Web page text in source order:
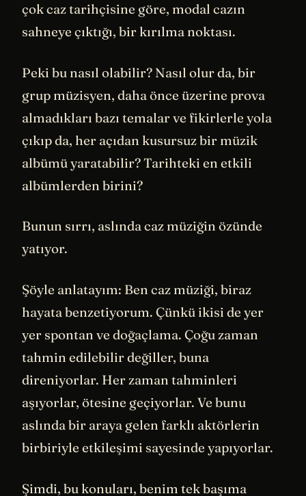
çok caz tarihçisine göre, modal cazın
sahneye çıktığı, bir kırılma noktası.
Peki bu nasıl olabilir? Nasıl olur da, bir
grup müzisyen, daha önce üzerine prova
almadıkları bazı temalar ve fikirlerle yola
çıkıp da, her açıdan kusursuz bir müzik
albümü yaratabilir? Tarihteki en etkili
albümlerden birini?
Bunun sırrı, aslında caz müziğin özünde
yatıyor.
Şöyle anlatayım: Ben caz müziği, biraz
hayata benzetiyorum. Çünkü ikisi de yer
yer spontan ve doğaçlama. Çoğu zaman
tahmin edilebilir değiller, buna
direniyorlar. Her zaman tahminleri
aşıyorlar, ötesine geçiyorlar. Ve bunu
aslında bir araya gelen farklı aktörlerin
birbiriyle etkileşimi sayesinde yapıyorlar.
Şimdi, bu konuları, benim tek başıma